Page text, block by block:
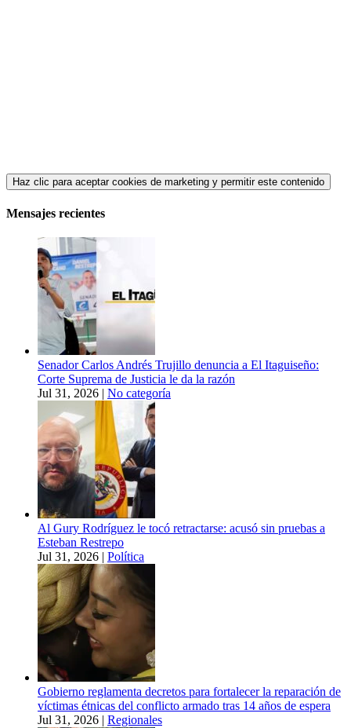
Haz clic para aceptar cookies de marketing y permitir este contenido
Mensajes recientes
Senador Carlos Andrés Trujillo denuncia a El Itaguiseño:
Corte Suprema de Justicia le da la razón
Jul 31, 2026 | No categoría
Al Gury Rodríguez le tocó retractarse: acusó sin pruebas a
Esteban Restrepo
Jul 31, 2026 | Política
Gobierno reglamenta decretos para fortalecer la reparación de
víctimas étnicas del conflicto armado tras 14 años de espera
Jul 31, 2026 | Regionales